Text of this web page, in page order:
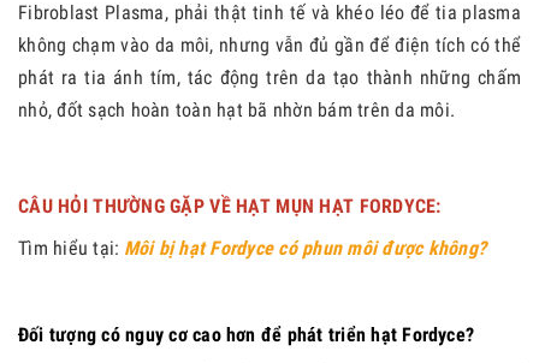
Fibroblast Plasma, phải thật tinh tế và khéo léo để tia plasma
không chạm vào da môi, nhưng vẫn đủ gần để điện tích có thể
phát ra tia ánh tím, tác động trên da tạo thành những chấm
nhỏ, đốt sạch hoàn toàn hạt bã nhờn bám trên da môi.
CÂU HỎI THƯỜNG GẶP VỀ HẠT MỤN HẠT FORDYCE:
Tìm hiểu tại: Môi bị hạt Fordyce có phun môi được không?
Đối tượng có nguy cơ cao hơn để phát triển hạt Fordyce?